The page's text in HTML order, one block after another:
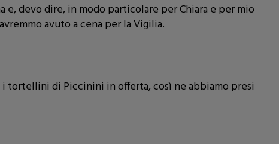
e, devo dire, in modo particolare per Chiara e per mio
avuto a cena per la Vigilia.
i tortellini di Piccinini in offerta, così ne abbiamo presi